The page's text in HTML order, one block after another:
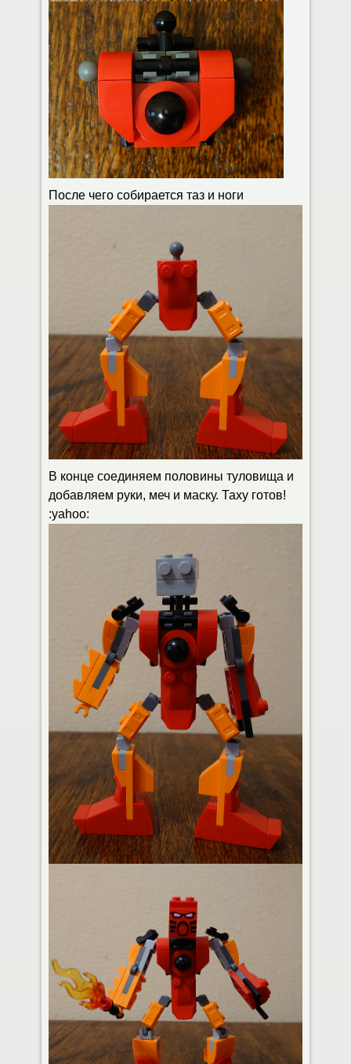
После чего собирается таз и ноги
В конце соединяем половины туловища и
добавляем руки, меч и маску. Таху готов!
:yahoo: